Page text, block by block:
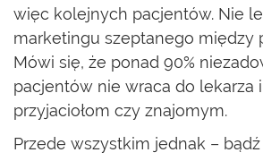
więc kolejnych pacjentów. Nie
marketingu szeptanego między
Mówi się, że ponad 90%
pacjentów nie wraca do lekarza
przyjaciołom czy znajomym.
Przede wszystkim jednak –